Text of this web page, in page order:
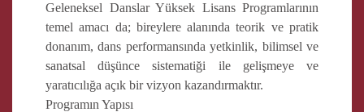
Geleneksel Danslar Yüksek Lisans Programlarının
temel amacı da; bireylere alanında teorik ve pratik
donanım, dans performansında yetkinlik, bilimsel ve
sanatsal düşünce sistematiği ile gelişmeye ve
yaratıcılığa açık bir vizyon kazandırmaktır.
Programın Yapısı